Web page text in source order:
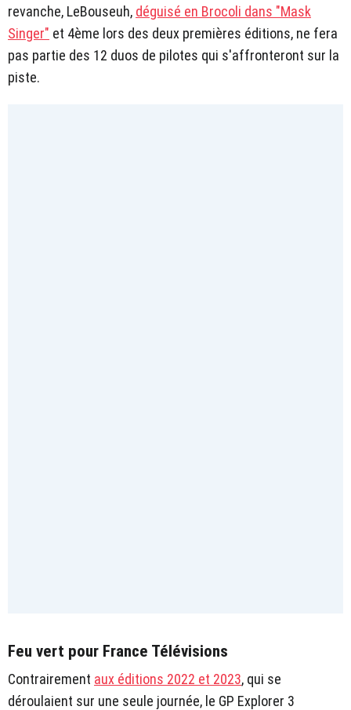
revanche, LeBouseuh, déguisé en Brocoli dans "Mask
Singer" et 4ème lors des deux premières éditions, ne fera
pas partie des 12 duos de pilotes qui s'affronteront sur la
piste.
Feu vert pour France Télévisions
Contrairement aux éditions 2022 et 2023, qui se
déroulaient sur une seule journée, le GP Explorer 3